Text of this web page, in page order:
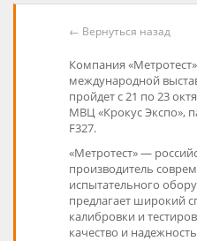
← Вернуться назад
Компания
международной
пройдет с 21 по 23
МВЦ «Крокус Экспо»,
F327.
«Метротест» —
производитель
испытательного
предлагает широкий
калибровки и
качество и